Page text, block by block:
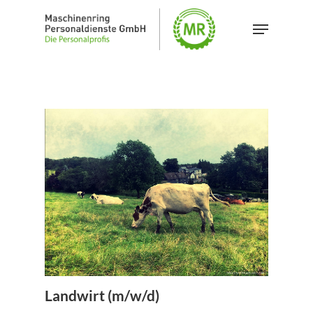
Menu
Landwirt (m/w/d)